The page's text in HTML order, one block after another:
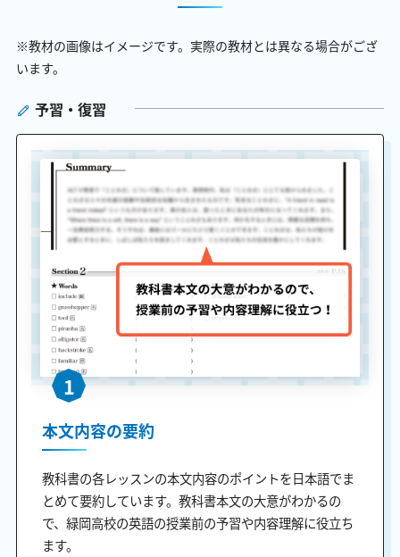
※教材の画像はイメージです。実際の教材とは異なる場合がござ
います。
予習・復習
1
本文内容の要約
教科書の各レッスンの本文内容のポイントを日本語でま
とめて要約しています。教科書本文の大意がわかるの
で、緑岡高校の英語の授業前の予習や内容理解に役立ち
ます。